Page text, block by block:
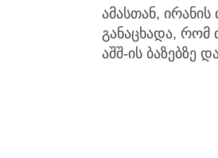
ამასთან,
განაცხადა, რომ
აშშ-ის ბაზებზე